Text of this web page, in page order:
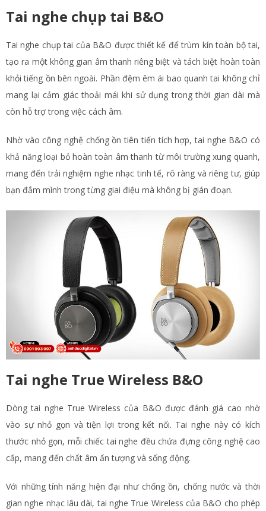
Tai nghe chụp tai B&O
Tai nghe chụp tai của B&O được thiết kế để trùm kín toàn bộ tai,
tạo ra một không gian âm thanh riêng biệt và tách biệt hoàn toàn
khỏi tiếng ồn bên ngoài. Phần đệm êm ái bao quanh tai không chỉ
mang lại cảm giác thoải mái khi sử dụng trong thời gian dài mà
còn hỗ trợ trong việc cách âm.
Nhờ vào công nghệ chống ồn tiên tiến tích hợp, tai nghe B&O có
khả năng loại bỏ hoàn toàn âm thanh từ môi trường xung quanh,
mang đến trải nghiệm nghe nhạc tinh tế, rõ ràng và riêng tư, giúp
bạn đắm mình trong từng giai điệu mà không bị gián đoạn.
Tai nghe True Wireless B&O
Dòng tai nghe True Wireless của B&O được đánh giá cao nhờ
vào sự nhỏ gọn và tiện lợi trong kết nối. Tai nghe này có kích
thước nhỏ gọn, mỗi chiếc tai nghe đều chứa đựng công nghệ cao
cấp, mang đến chất âm ấn tượng và sống động.
Với những tính năng hiện đại như chống ồn, chống nước và thời
gian nghe nhạc lâu dài, tai nghe True Wireless của B&O cho phép